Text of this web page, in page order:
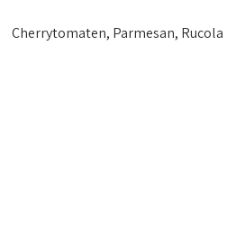
Cherrytomaten, Parmesan, Rucola